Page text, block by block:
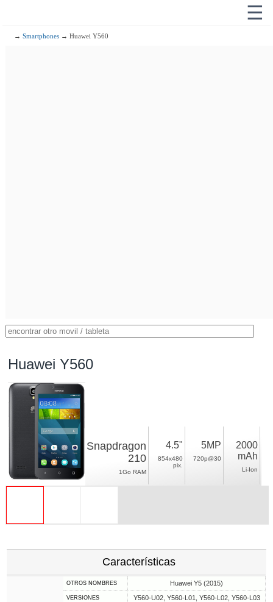
☰
→Smartphones → Huawei Y560
Huawei Y560
Snapdragon
210
1Go RAM
4.5"
854x480
pix.
5MP
720p@30
2000
mAh
Li-Ion
Características
OTROS NOMBRES Huawei Y5 (2015)
VERSIONES Y560-U02, Y560-L01, Y560-L02, Y560-L03